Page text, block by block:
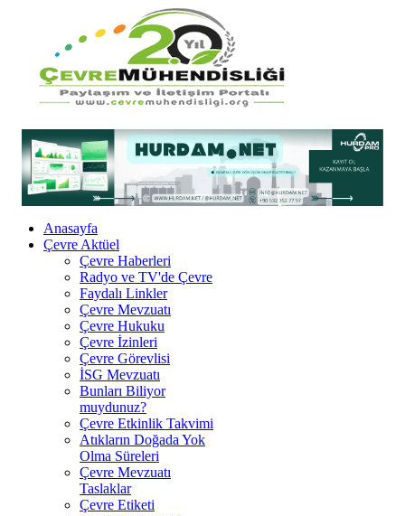
Anasayfa
Çevre Aktüel
Çevre Haberleri
Radyo ve TV'de Çevre
Faydalı Linkler
Çevre Mevzuatı
Çevre Hukuku
Çevre İzinleri
Çevre Görevlisi
İSG Mevzuatı
Bunları Biliyor
muydunuz?
Çevre Etkinlik Takvimi
Atıkların Doğada Yok
Olma Süreleri
Çevre Mevzuatı
Taslaklar
Çevre Etiketi